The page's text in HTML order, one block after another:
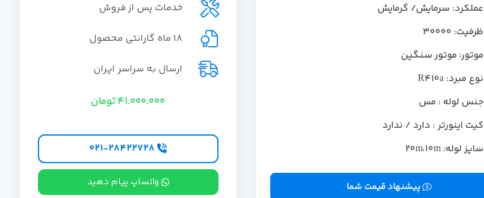
عملکرد: سرمایش/ گرمایش
ظرفیت: 30000
موتور: موتور سنگین
نوع مبرد: R410a
جنس لوله : مس
کیت اینورتر : دارد / ندارد
سایز لوله: 20m،10m
پیشنهاد قیمت شما
خدمات پس از فروش
18 ماه گارانتی محصول
ارسال به سراسر ایران
41.000.000تومان
۰۲۱-۲۸۴۲۲۷28
واتساپ پیام دهید